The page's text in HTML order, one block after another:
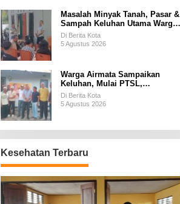
Masalah Minyak Tanah, Pasar &
Sampah Keluhan Utama Warga
Airnona
Di Berita Kota
5 Agustus 2026
Warga Airmata Sampaikan
Keluhan, Mulai PTSL,
Ketersediaan Minyak Tanah &
Lahan Pemakaman
Di Berita Kota
5 Agustus 2026
Kesehatan Terbaru